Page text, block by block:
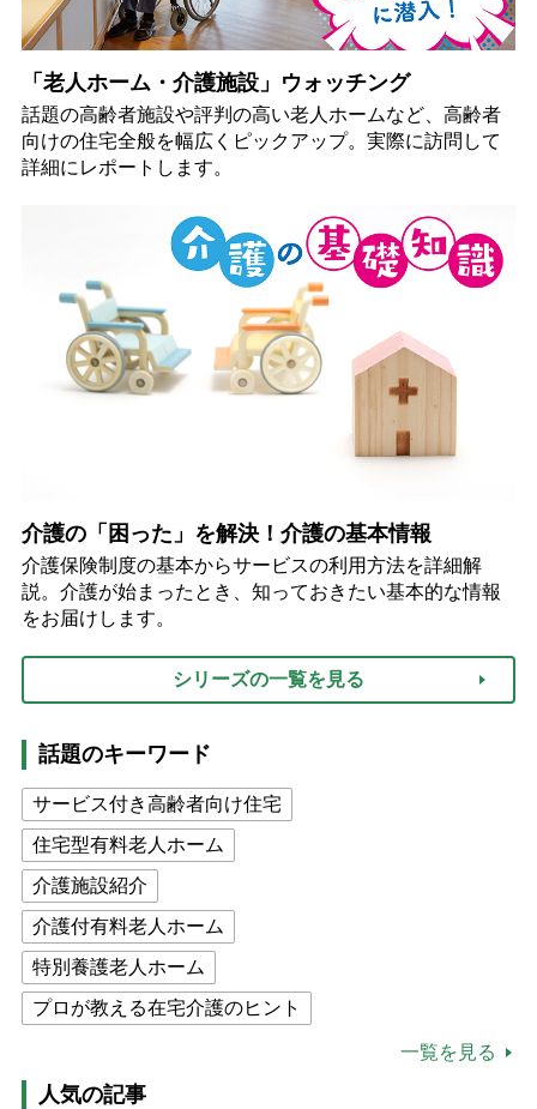
「老人ホーム・介護施設」ウォッチング
話題の高齢者施設や評判の高い老人ホームなど、高齢者
向けの住宅全般を幅広くピックアップ。実際に訪問して
詳細にレポートします。
介護の「困った」を解決！介護の基本情報
介護保険制度の基本からサービスの利用方法を詳細解
説。介護が始まったとき、知っておきたい基本的な情報
をお届けします。
シリーズの一覧を見る
話題のキーワード
サービス付き高齢者向け住宅
住宅型有料老人ホーム
介護施設紹介
介護付有料老人ホーム
特別養護老人ホーム
プロが教える在宅介護のヒント
高木ブー
ケアマネジャー
一覧を見る
人気の記事